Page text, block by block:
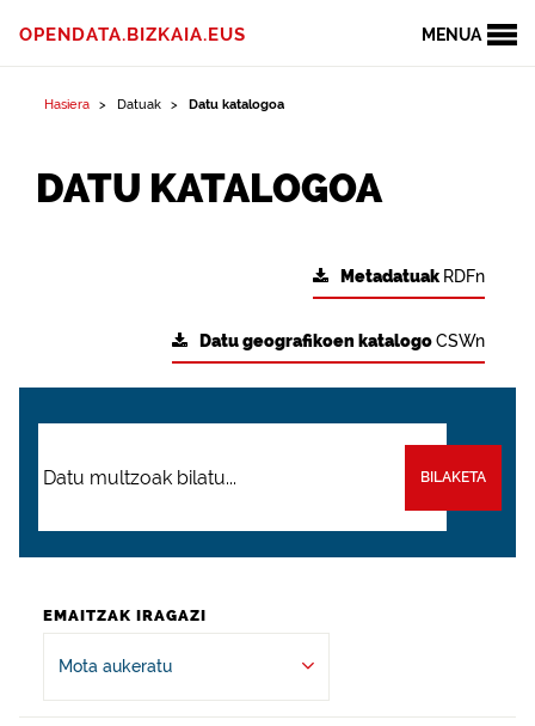
MENUA
OPENDATA.BIZKAIA.EUS
Hasiera Datuak Datu katalogoa
DATU KATALOGOA
Metadatuak RDFn
Datu geografikoen katalogoCSWn
BILAKETA
EMAITZAK IRAGAZI
Mota aukeratu